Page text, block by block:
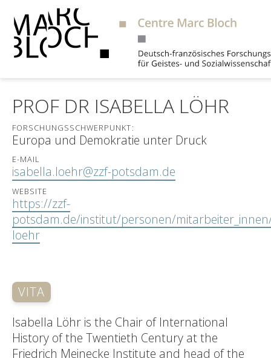
PROF DR ISABELLA LÖHR
FORSCHUNGSSCHWERPUNKT:
Europa und Demokratie unter Druck
E-MAIL
isabella.loehr@zzf-potsdam.de
WEBSITE
https://zzf-
potsdam.de/institut/personen/
loehr
VITA
Isabella Löhr is the Chair of International
History of the Twentieth Century at the
Friedrich Meinecke Institute and head of the